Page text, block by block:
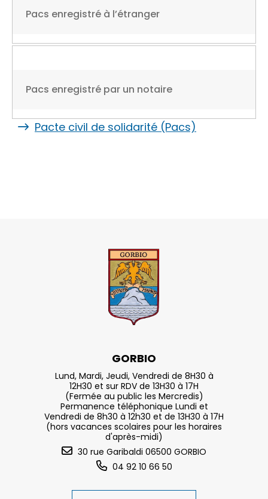
Pacs enregistré à l’étranger
Pacs enregistré par un notaire
Pacte civil de solidarité (Pacs)
GORBIO
Lund, Mardi, Jeudi, Vendredi de 8H30 à
12H30 et sur RDV de 13H30 à 17H
(Fermée au public les Mercredis)
Permanence téléphonique Lundi et
Vendredi de 8h30 à 12h30 et de 13H30 à 17H
(hors vacances scolaires pour les horaires
d'après-midi)
30 rue Garibaldi 06500 GORBIO
04 92 10 66 50